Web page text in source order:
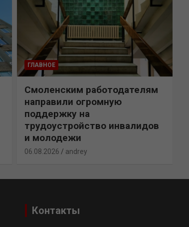
ГЛАВНОЕ
Смоленским работодателям
направили огромную
поддержку на
трудоустройство инвалидов
и молодежи
06.08.2026 andrey
Контакты